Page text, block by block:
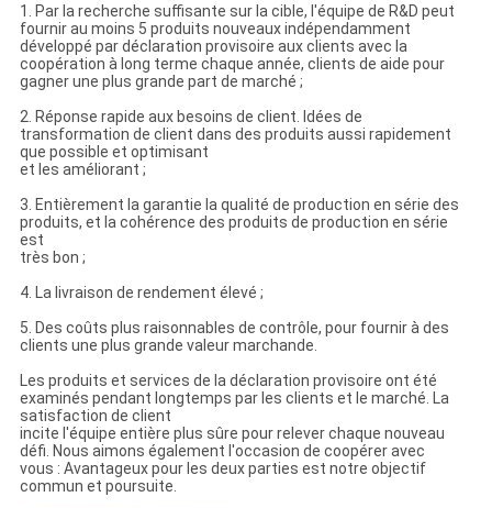
1. Par la recherche suffisante sur la cible, l'équipe de R&D peut
fournir au moins 5 produits nouveaux indépendamment
développé par déclaration provisoire aux clients avec la
coopération à long terme chaque année, clients de aide pour
gagner une plus grande part de marché ;
2. Réponse rapide aux besoins de client. Idées de
transformation de client dans des produits aussi rapidement
que possible et optimisant
et les améliorant ;
3. Entièrement la garantie la qualité de production en série des
produits, et la cohérence des produits de production en série
est
très bon ;
4. La livraison de rendement élevé ;
5. Des coûts plus raisonnables de contrôle, pour fournir à des
clients une plus grande valeur marchande.
Les produits et services de la déclaration provisoire ont été
examinés pendant longtemps par les clients et le marché. La
satisfaction de client
incite l'équipe entière plus sûre pour relever chaque nouveau
défi. Nous aimons également l'occasion de coopérer avec
vous : Avantageux pour les deux parties est notre objectif
commun et poursuite.